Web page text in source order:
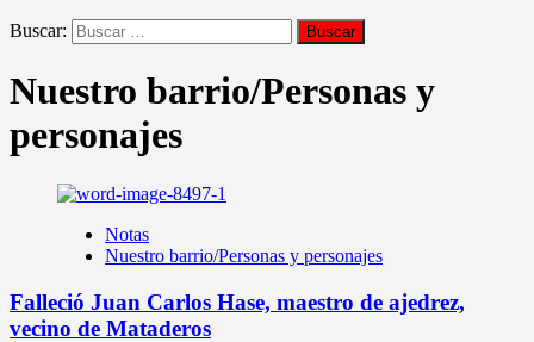
Buscar:
Nuestro barrio/Personas y
personajes
Notas
Nuestro barrio/Personas y personajes
Falleció Juan Carlos Hase, maestro de ajedrez,
vecino de Mataderos